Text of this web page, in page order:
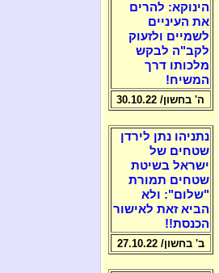
הינוקא: להרים
את העיניים
לשמיים ולזעוק
לקב"ה לבקש
מלכותו דרך
המשיח!
ה' בחשון/ 30.10.22
נתניהו נתן לירדן
שטחים של
ישראל בשיטת
שטחים תמורת
"שלום": ולא
הביא זאת לאישור
הכנסת!!
ב' בחשון/ 27.10.22